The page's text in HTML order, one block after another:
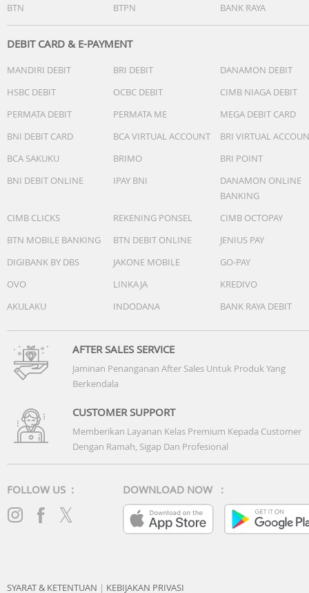
BTN
BTPN BANK RAYA
DEBIT CARD & E-PAYMENT
MANDIRI DEBIT BRI DEBIT
DANAMON DEBIT
HSBC DEBIT
OCBC DEBIT
CIMB NIAGA DEBIT
PERMATA DEBIT
PERMATA ME
MEGA DEBIT CARD
BNI DEBIT CARD
BCA VIRTUAL ACCOUNT
BRI VIRTUAL
BCA SAKUKU
BRIMO
BRI POINT
BNI DEBIT ONLINE
IPAY BNI
DANAMON ONLINE
BANKING
CIMB CLICKS
REKENING PONSEL
CIMB OCTOPAY
BTN MOBILE BANKING
BTN DEBIT ONLINE
JENIUS PAY
DIGIBANK BY DBS
JAKONE MOBILE
GO-PAY
OVO
LINKAJA
KREDIVO
AKULAKU
INDODANA BANK RAYA DEBIT
AFTER SALES SERVICE
Jaminan Penanganan After Sales Untuk Produk Yang
Berkendala
CUSTOMER SUPPORT
Memberikan Layanan Kelas Premium Kepada Customer
Dengan Ramah, Sigap Dan Profesional
FOLLOW US : DOWNLOAD NOW :
SYARAT & KETENTUAN | KEBIJAKAN PRIVASI